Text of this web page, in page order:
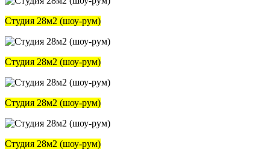
Студия 28м2 (шоу-рум)
Студия 28м2 (шоу-рум)
Студия 28м2 (шоу-рум)
Студия 28м2 (шоу-рум)